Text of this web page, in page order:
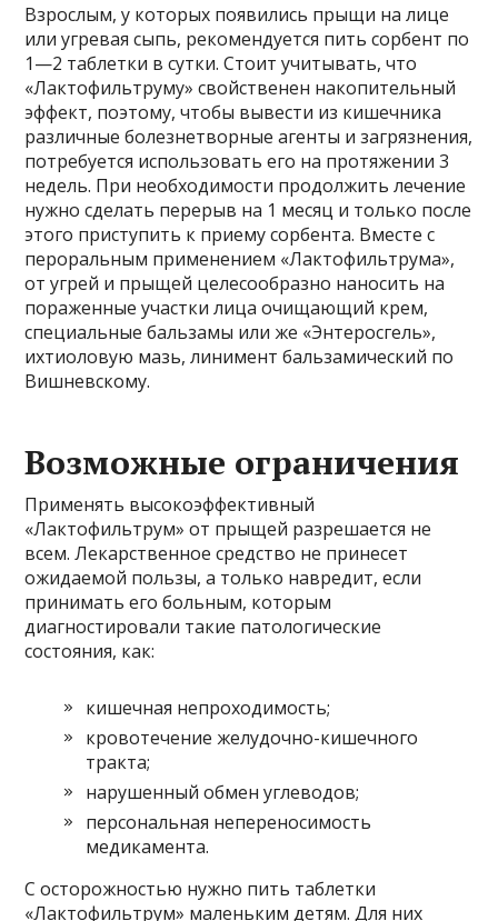
Взрослым, у которых появились прыщи на лице
или угревая сыпь, рекомендуется пить сорбент по
1—2 таблетки в сутки. Стоит учитывать, что
«Лактофильтруму» свойственен накопительный
эффект, поэтому, чтобы вывести из кишечника
различные болезнетворные агенты и загрязнения,
потребуется использовать его на протяжении 3
недель. При необходимости продолжить лечение
нужно сделать перерыв на 1 месяц и только после
этого приступить к приему сорбента. Вместе с
пероральным применением «Лактофильтрума»,
от угрей и прыщей целесообразно наносить на
пораженные участки лица очищающий крем,
специальные бальзамы или же «Энтеросгель»,
ихтиоловую мазь, линимент бальзамический по
Вишневскому.
Возможные ограничения
Применять высокоэффективный
«Лактофильтрум» от прыщей разрешается не
всем. Лекарственное средство не принесет
ожидаемой пользы, а только навредит, если
принимать его больным, которым
диагностировали такие патологические
состояния, как:
кишечная непроходимость;
кровотечение желудочно-кишечного
тракта;
нарушенный обмен углеводов;
персональная непереносимость
медикамента.
С осторожностью нужно пить таблетки
«Лактофильтрум» маленьким детям. Для них